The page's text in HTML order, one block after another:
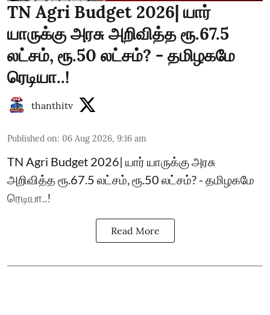
TN Agri Budget 2026| யார்
யாருக்கு அரசு அறிவித்த ரூ.67.5
லட்சம், ரூ.50 லட்சம்? - தமிழகமே
ரெடியா..!
thanthitv
Published on: 06 Aug 2026, 9:16 am
TN Agri Budget 2026| யார் யாருக்கு அரசு
அறிவித்த ரூ.67.5 லட்சம், ரூ.50 லட்சம்? - தமிழகமே
ரெடியா..!
Read More